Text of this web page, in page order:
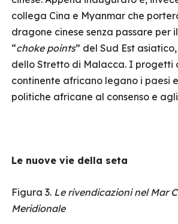
collega Cina e Myanmar che
dragone cinese senza passare per
“choke points” del Sud Est
dello Stretto di Malacca. I progetti
continente africano legano i paesi
politiche africane al consenso e
Le nuove vie della seta
Figura 3. Le rivendicazioni nel Mar
Meridionale